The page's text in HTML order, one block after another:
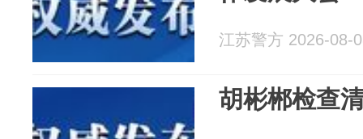
江苏警方 2026-08-
胡彬郴检查